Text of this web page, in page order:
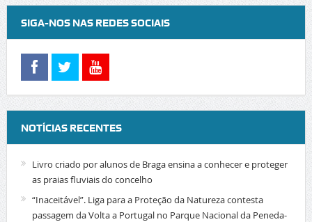
SIGA-NOS NAS REDES SOCIAIS
NOTÍCIAS RECENTES
Livro criado por alunos de Braga ensina a conhecer e proteger
as praias fluviais do concelho
“Inaceitável”. Liga para a Proteção da Natureza contesta
passagem da Volta a Portugal no Parque Nacional da Peneda-